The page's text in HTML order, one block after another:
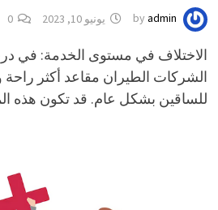
byadmin يونيو 10, 2023 0
الاختلاف في مستوى الخدمة: في
الشركات الطيران مقاعد أكثر
للساقين بشكل عام. قد تكون هذه